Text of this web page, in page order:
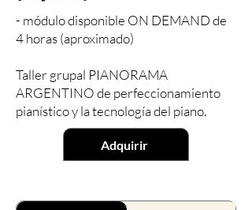
- módulo disponible ON DEMAND de
4 horas (aproximado)
Taller grupal PIANORAMA
ARGENTINO de perfeccionamiento
pianístico y la tecnología del piano.
Adquirir